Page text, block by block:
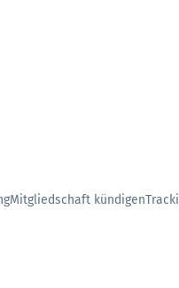
Mitgliedschaft kündigen